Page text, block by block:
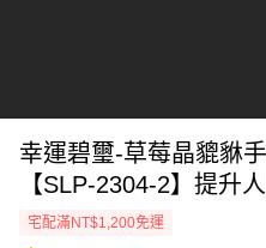
幸運碧璽-草莓晶貔貅
【SLP-2304-2】提升
宅配滿NT$1,200免運